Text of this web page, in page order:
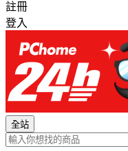
註冊
登入
全站